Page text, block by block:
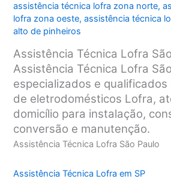
assistência técnica lofra zona norte,
lofra zona oeste,assistência técnica
alto de pinheiros
Assistência Técnica Lofra
Assistência Técnica Lofra
especializados e qualificados
de eletrodomésticos Lofra,
domicílio para instalação,
conversão e manutenção.
Assistência Técnica Lofra São Paulo
Assistência Técnica Lofra em SP